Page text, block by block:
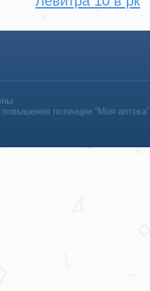
потенции “Моя